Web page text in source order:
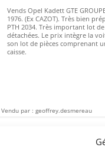
Vends Opel Kadett GTE
1976. (Ex CAZOT). Très bien
PTH 2034. Très important lot
détachées. Le prix intègre la
son lot de pièces comprenant
caisse.
Vendu par : geoffrey.desmereau